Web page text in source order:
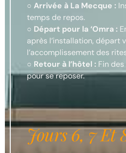
○ Arrivée à La Mecque :
temps de repos.
○ Départ pour la ‘Omra :
après l’installation, départ
l’accomplissement des
○ Retour à l’hôtel : Fin
pour se reposer.
Jours 6, 7 Et